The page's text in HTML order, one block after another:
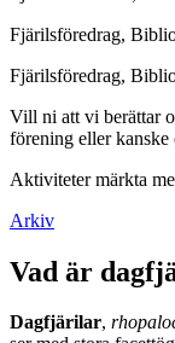
Fjärilsföredrag,
Fjärilsföredrag,
Vill ni att vi berättar
förening eller kanske
Aktiviteter märkta
Arkiv
Vad är
Dagfjärilar,